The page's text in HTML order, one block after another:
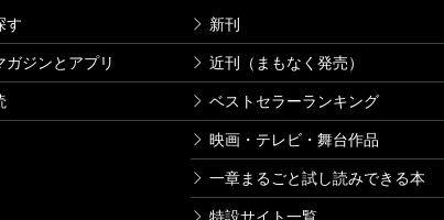
す
ガジンとアプリ
新刊
近刊（まもなく発売）
ベストセラーランキング
映画・テレビ・舞台作品
一章まるごと試し読みできる本